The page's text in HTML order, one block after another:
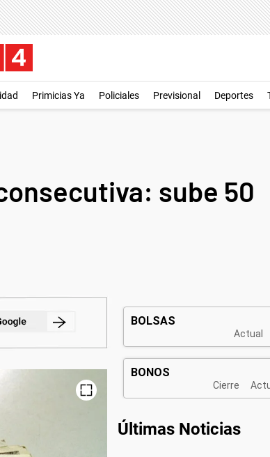
Primicias Ya Policiales Previsional Deportes
sube 50
Últimas Noticias